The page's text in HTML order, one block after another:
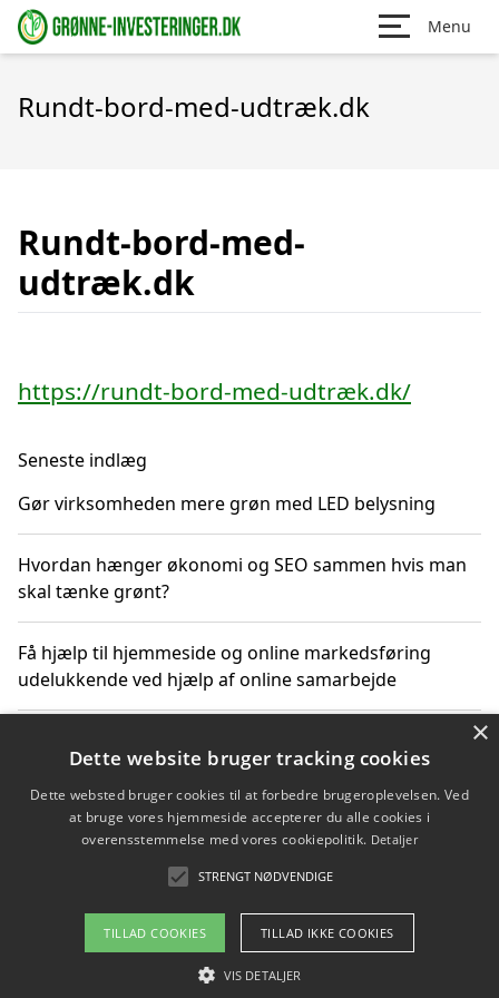
Menu
Rundt-bord-med-udtræk.dk
Rundt-bord-med-
udtræk.dk
https://rundt-bord-med-udtræk.dk/
Seneste indlæg
Gør virksomheden mere grøn med LED belysning
Hvordan hænger økonomi og SEO sammen hvis man
skal tænke grønt?
Få hjælp til hjemmeside og online markedsføring
udelukkende ved hjælp af online samarbejde
byoplevelser i København
Sådan kan online møder for virksomheder fremme
Copyright 2026 - Pilanto Aps
Om / kontakt
×
Dette website bruger tracking cookies
Dette websted bruger cookies til at forbedre brugeroplevelsen. Ved
at bruge vores hjemmeside accepterer du alle cookies i
overensstemmelse med vores cookiepolitik. Detaljer
STRENGT NØDVENDIGE
TILLAD COOKIES TILLAD IKKE COOKIES
VIS DETALJER